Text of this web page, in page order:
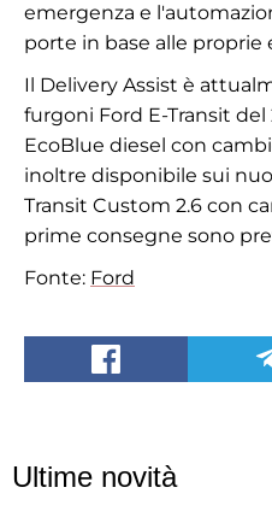
emergenza e
porte in base alle proprie
Il Delivery Assist è
furgoni Ford E-Transit
EcoBlue diesel con
inoltre disponibile sui
Transit Custom 2.6 con
prime consegne sono
Fonte: Ford
Ultime novità